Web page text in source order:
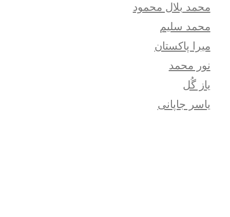
محمد بلال محمود
محمد سلیم
میرا پاکستان
نور محمد
یاز گُل
یاسر جاپانی